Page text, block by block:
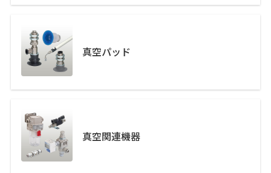
真空パッド
真空関連機器